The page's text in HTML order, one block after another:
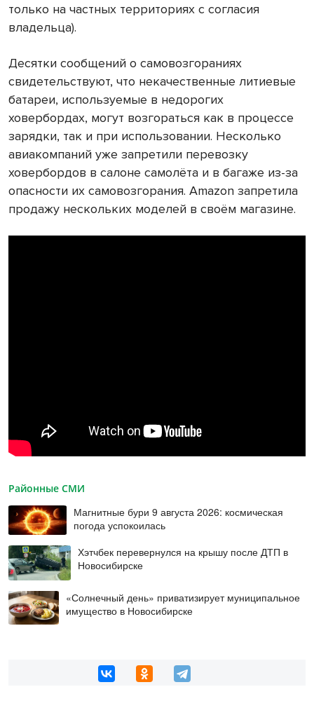
только на частных территориях с согласия
владельца).
Десятки сообщений о самовозгораниях
свидетельствуют, что некачественные литиевые
батареи, используемые в недорогих
ховербордах, могут возгораться как в процессе
зарядки, так и при использовании. Несколько
авиакомпаний уже запретили перевозку
ховербордов в салоне самолёта и в багаже из-за
опасности их самовозгорания. Amazon запретила
продажу нескольких моделей в своём магазине.
Районные СМИ
Магнитные бури 9 августа 2026: космическая
погода успокоилась
Хэтчбек перевернулся на крышу после ДТП в
Новосибирске
«Солнечный день» приватизирует муниципальное
имущество в Новосибирске